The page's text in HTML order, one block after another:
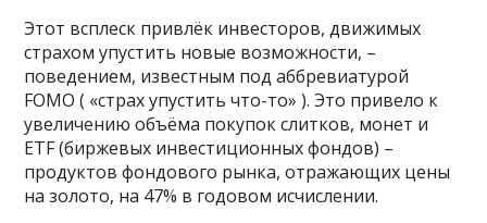
Этот всплеск привлёк инвесторов, движимых
страхом упустить новые возможности, –
поведением, известным под аббревиатурой
FOMO ( «страх упустить что-то» ). Это привело к
увеличению объёма покупок слитков, монет и
ETF (биржевых инвестиционных фондов) –
продуктов фондового рынка, отражающих цены
на золото, на 47% в годовом исчислении.